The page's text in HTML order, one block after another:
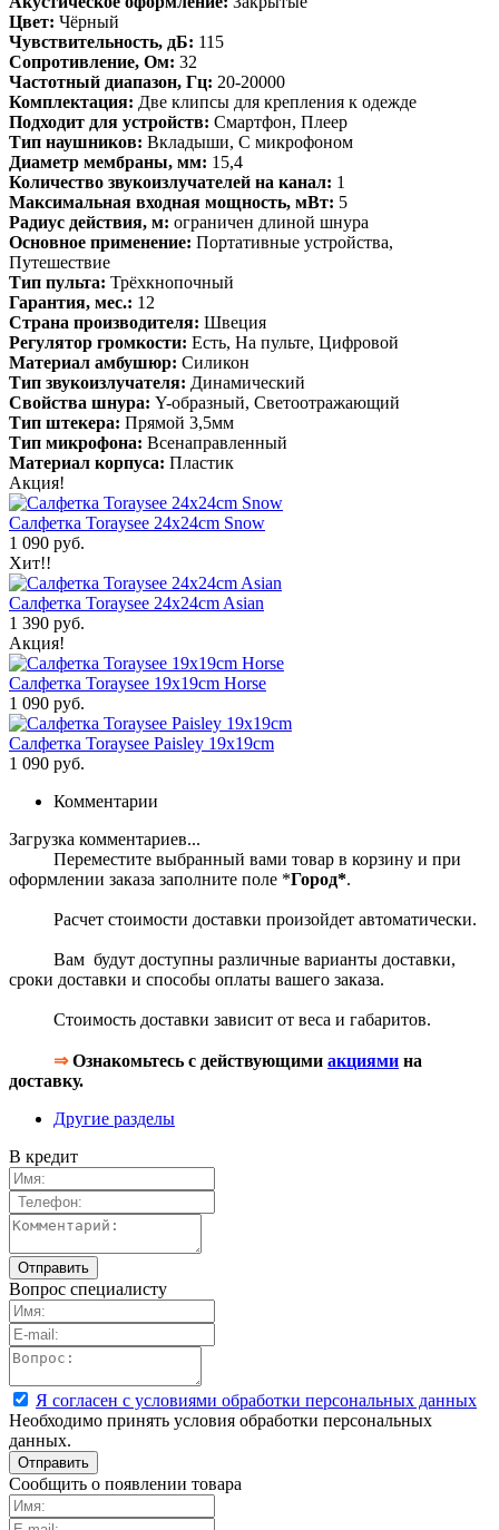
Цвет: Чёрный
Чувствительность, дБ: 115
Сопротивление, Ом: 32
Частотный диапазон, Гц: 20-20000
Комплектация: Две клипсы для крепления к одежде
Подходит для устройств: Смартфон, Плеер
Тип наушников: Вкладыши, С микрофоном
Диаметр мембраны, мм: 15,4
Количество звукоизлучателей на канал: 1
Максимальная входная мощность, мВт: 5
Радиус действия, м: ограничен длиной шнура
Основное применение: Портативные устройства,
Путешествие
Тип пульта: Трёхкнопочный
Гарантия, мес.: 12
Страна производителя: Швеция
Регулятор громкости: Есть, На пульте, Цифровой
Материал амбушюр: Силикон
Тип звукоизлучателя: Динамический
Свойства шнура: Y-образный, Светоотражающий
Тип штекера: Прямой 3,5мм
Тип микрофона: Всенаправленный
Материал корпуса: Пластик
Акция!
Салфетка Toraysee 24x24cm Snow
1 090 руб.
Хит!!
Салфетка Toraysee 24x24cm Asian
1 390 руб.
Акция!
Салфетка Toraysee 19x19cm Horse
1 090 руб.
Салфетка Toraysee Paisley 19x19cm
1 090 руб.
Комментарии
Загрузка комментариев...
Переместите выбранный вами товар в корзину и при
оформлении заказа заполните поле *Город*.
Расчет стоимости доставки произойдет автоматически.
Вам будут доступны различные варианты доставки,
сроки доставки и способы оплаты вашего заказа.
Стоимость доставки зависит от веса и габаритов.
⇒Ознакомьтесь с действующими акциями на
доставку.
Другие разделы
В кредит
Вопрос специалисту
Я согласен с условиями обработки персональных данных
Необходимо принять условия обработки персональных
данных.
Сообщить о появлении товара